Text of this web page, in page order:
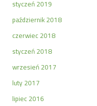
styczeń 2019
październik 2018
czerwiec 2018
styczeń 2018
wrzesień 2017
luty 2017
lipiec 2016